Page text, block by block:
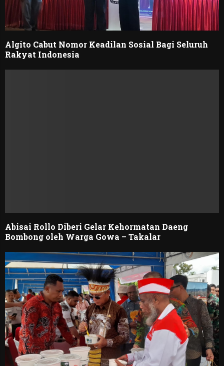
Algito Cabut Nomor Keadilan Sosial Bagi Seluruh
Rakyat Indonesia
Abisai Rollo Diberi Gelar Kehormatan Daeng
Bombong oleh Warga Gowa – Takalar